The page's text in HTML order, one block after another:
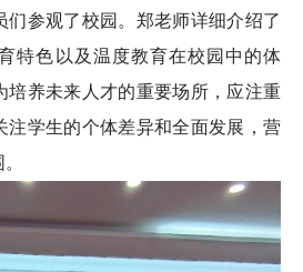
们参观了校园。郑老师详细介绍了
特色以及温度教育在校园中的体
培养未来人才的重要场所，应注重
注学生的个体差异和全面发展，营